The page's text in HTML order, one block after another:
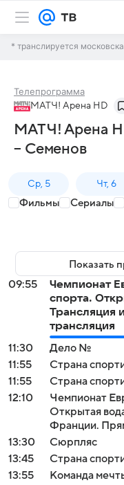
* транслируется
Телепрограмма
МАТЧ! Арена HD
МАТЧ! Арена
– Семенов
Ср, 5 Чт, 6
Фильмы Сериалы
Показать
09:55
Чемпионат
спорта.
Трансляция
трансляция
11:30
Дело №
11:55
Страна
11:55
Страна
12:10
Чемпионат
Открытая
Франции.
13:30
Сюрпляс
13:45
Страна
13:55
Команда